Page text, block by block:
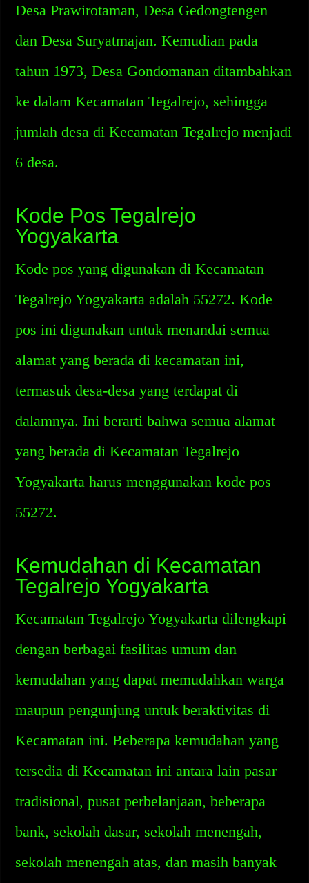
Desa Prawirotaman, Desa Gedongtengen
dan Desa Suryatmajan. Kemudian pada
tahun 1973, Desa Gondomanan ditambahkan
ke dalam Kecamatan Tegalrejo, sehingga
jumlah desa di Kecamatan Tegalrejo menjadi
6 desa.
Kode Pos Tegalrejo
Yogyakarta
Kode pos yang digunakan di Kecamatan
Tegalrejo Yogyakarta adalah 55272. Kode
pos ini digunakan untuk menandai semua
alamat yang berada di kecamatan ini,
termasuk desa-desa yang terdapat di
dalamnya. Ini berarti bahwa semua alamat
yang berada di Kecamatan Tegalrejo
Yogyakarta harus menggunakan kode pos
55272.
Kemudahan di Kecamatan
Tegalrejo Yogyakarta
Kecamatan Tegalrejo Yogyakarta dilengkapi
dengan berbagai fasilitas umum dan
kemudahan yang dapat memudahkan warga
maupun pengunjung untuk beraktivitas di
Kecamatan ini. Beberapa kemudahan yang
tersedia di Kecamatan ini antara lain pasar
tradisional, pusat perbelanjaan, beberapa
bank, sekolah dasar, sekolah menengah,
sekolah menengah atas, dan masih banyak